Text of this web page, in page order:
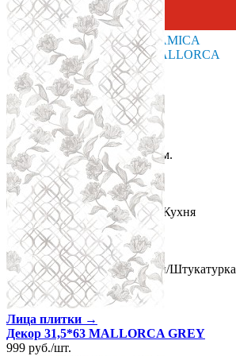
Страна производства
ПроизводительAZORI CERAMICA
КоллекцияAzori Ceramica MALLORCA
Тип плиткиНастенная
Размеры
Размеры 31.5х63 см
Толщина9.5 мм
Ширина31.5 см
Длина63 см
Площадь в упаковке
1.59 кв. м.
Вес 1 упаковки25.77 кг
Количество в коробке, шт. 8
Свойства
НазначениеВанная комната, Кухня
МатериалКерамика
Поверхность Матовая
ЦветБелый
Имитация поверхности Бетон/Штукатурка
Лица плитки →
Декор 31,5*63 MALLORCA GREY
999 руб./шт.